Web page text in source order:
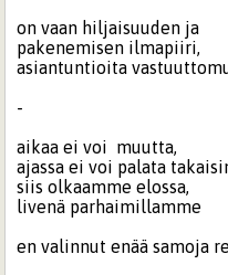
on vaan hiljaisuuden ja
pakenemisen ilmapiiri,
asiantuntioita
-
aikaa ei voi muutta,
ajassa ei voi palata
siis olkaamme elossa,
livenä parhaimillamme
en valinnut enää samoja